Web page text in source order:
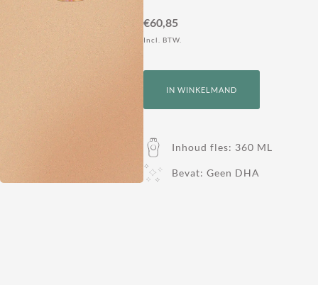
€60,85
Incl. BTW.
IN WINKELMAND
Inhoud fles: 360 ML
Bevat: Geen DHA